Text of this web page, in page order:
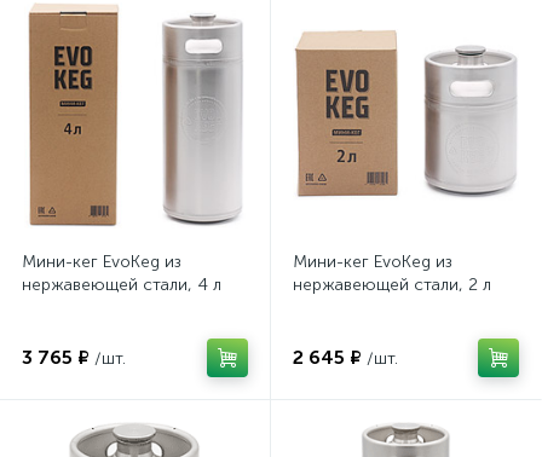
Мини-кег EvoKeg из
нержавеющей стали, 4 л
3 765 ₽ /шт.
Мини-кег EvoKeg из
нержавеющей стали, 2 л
2 645 ₽ /шт.